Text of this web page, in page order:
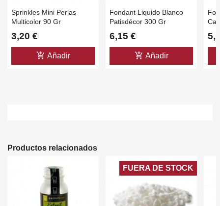
Sprinkles Mini Perlas
Multicolor 90 Gr
3,20 €
add_shopping_cart Añadir
Fondant Liquido Blanco
Patisdécor 300 Gr
6,15 €
add_shopping_cart Añadir
Productos relacionados
FUERA DE STOCK